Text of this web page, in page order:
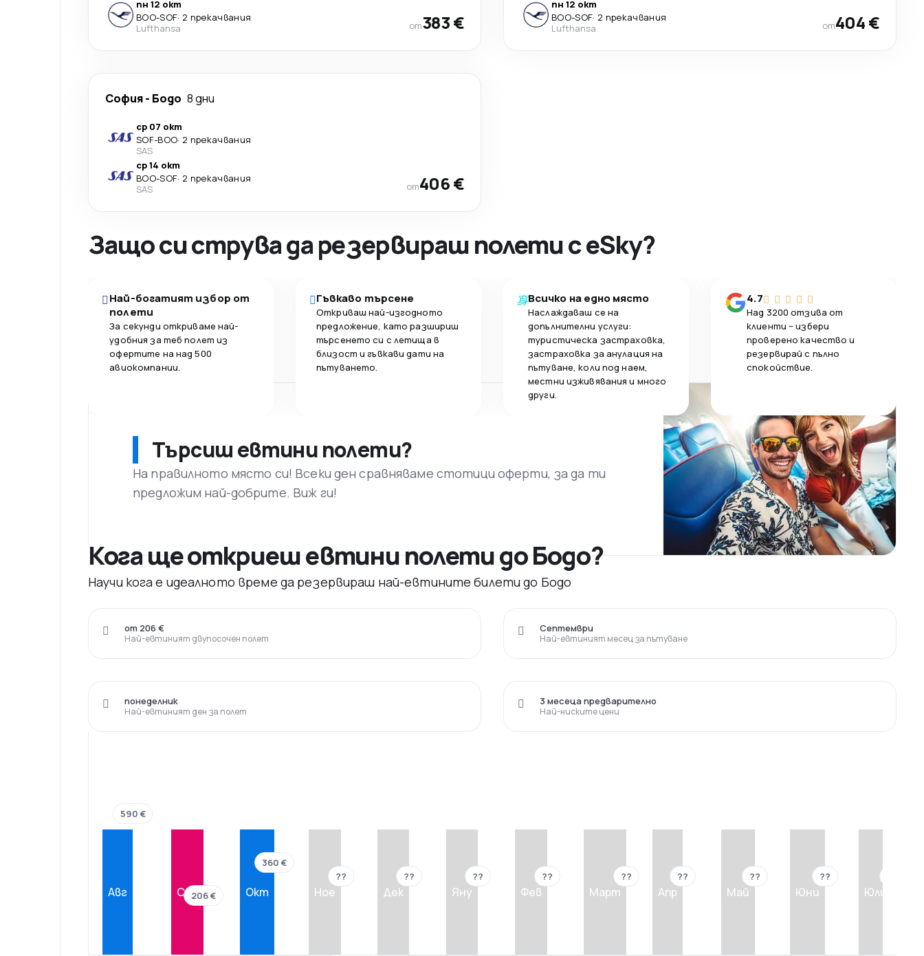
пн 12 окт
BOO-SOF· 2 прекачвания
Lufthansa
от383 €
пн 12 окт
BOO-SOF· 2 прекачвания
Lufthansa
от404 €
София- Бодо 8 дни
ср 07 окт
SOF-BOO· 2 прекачвания
SAS
ср 14 окт
BOO-SOF· 2 прекачвания
SAS
от406 €
Защо си струва да резервираш полети с eSky?
Най-богатият избор от
полети
За секунди откриваме най-
удобния за теб полет из
офертите на над 500
авиокомпании.
Гъвкаво търсене
Откриваш най-изгодното
предложение, като разшириш
търсенето си с летища в
близост и гъвкави дати на
пътуването.
Всичко на едно място
Наслаждаваш се на
допълнителни услуги:
туристическа застраховка,
застраховка за анулация на
пътуване, коли под наем,
местни изживявания и много
други.
4.7
Над 3200 отзива от
клиенти – избери
проверено качество и
резервирай с пълно
спокойствие.
Търсиш евтини полети?
На правилното място си! Всеки ден сравняваме стотици оферти, за да ти
предложим най-добрите. Виж ги!
Кога ще откриеш евтини полети до Бодо?
Научи кога е идеалното време да резервираш най-евтините билети до Бодо
Най-евтиният двупосочен полет
от 206 €
Най-евтиният месец за пътуване
Септември
Най-евтиният ден за полет
понеделник
Най-ниските цени
3 месеца предварително
Авг
590 €
Сеп206 € Окт
360 €
Ное
??
Дек
??
Яну
??
Фев
??
Март
??
Апр
??
Май
??
Юни
??
Юли